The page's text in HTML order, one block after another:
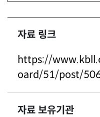
자료 링크
https://
oard/51/post/
자료 보유기관